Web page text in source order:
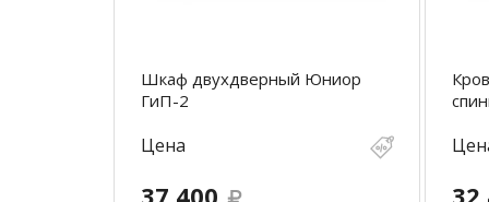
Шкаф двухдверный Юниор
ГиП-2
Цена
37 400 32